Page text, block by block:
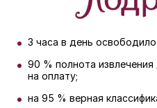
3 часа в день
90 % полнота
на оплату;
на 95 % верная